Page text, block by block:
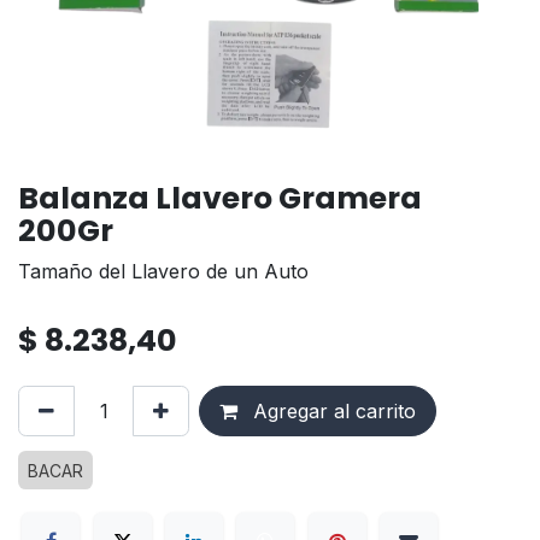
Balanza Llavero Gramera
200Gr
Tamaño del Llavero de un Auto
$ 8.238,40
Agregar al carrito
BACAR